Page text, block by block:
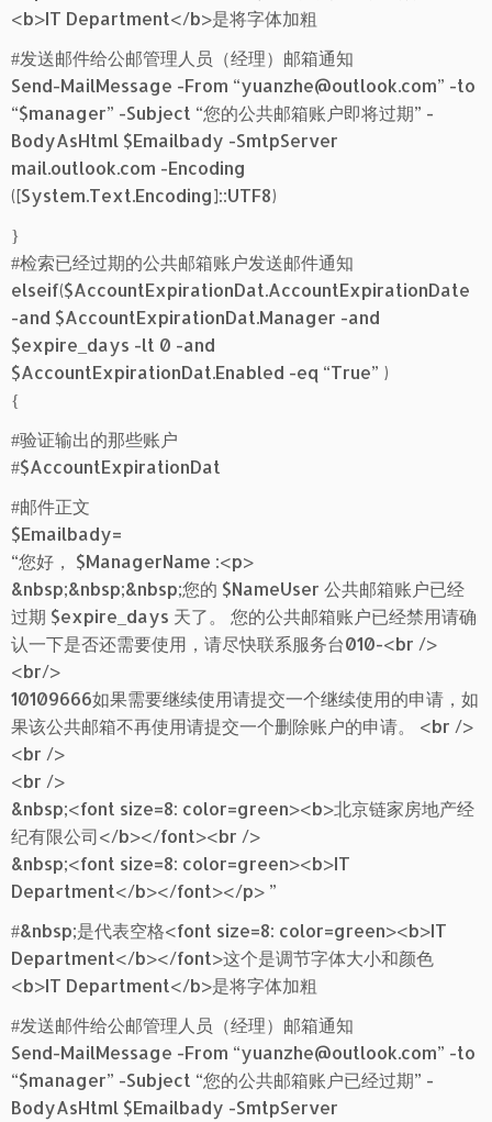
<b>IT Department</b>是将字体加粗
#发送邮件给公邮管理人员（经理）邮箱通知
Send-MailMessage -From “yuanzhe@outlook.com” -to
“$manager” -Subject “您的公共邮箱账户即将过期” -
BodyAsHtml $Emailbady -SmtpServer
mail.outlook.com -Encoding
([System.Text.Encoding]::UTF8)
}
#检索已经过期的公共邮箱账户发送邮件通知
elseif($AccountExpirationDat.AccountExpirationDate
-and $AccountExpirationDat.Manager -and
$expire_days -lt 0 -and
$AccountExpirationDat.Enabled -eq “True” )
{
#验证输出的那些账户
#$AccountExpirationDat
#邮件正文
$Emailbady=
“您好， $ManagerName :<p>
&nbsp;&nbsp;&nbsp;您的 $NameUser 公共邮箱账户已经
过期 $expire_days 天了。 您的公共邮箱账户已经禁用请确
认一下是否还需要使用，请尽快联系服务台010-<br />
<br/>
10109666如果需要继续使用请提交一个继续使用的申请，如
果该公共邮箱不再使用请提交一个删除账户的申请。 <br />
<br />
<br />
&nbsp;<font size=8: color=green><b>北京链家房地产经
纪有限公司</b></font><br />
&nbsp;<font size=8: color=green><b>IT
Department</b></font></p> ”
#&nbsp;是代表空格<font size=8: color=green><b>IT
Department</b></font>这个是调节字体大小和颜色
<b>IT Department</b>是将字体加粗
#发送邮件给公邮管理人员（经理）邮箱通知
Send-MailMessage -From “yuanzhe@outlook.com” -to
“$manager” -Subject “您的公共邮箱账户已经过期” -
BodyAsHtml $Emailbady -SmtpServer